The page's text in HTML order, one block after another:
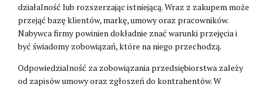
działalność lub rozszerzając istniejącą. Wraz z zakupem może
przejąć bazę klientów, markę, umowy oraz pracowników.
Nabywca firmy powinien dokładnie znać warunki przejęcia i
być świadomy zobowiązań, które na niego przechodzą.
Odpowiedzialność za zobowiązania przedsiębiorstwa zależy
od zapisów umowy oraz zgłoszeń do kontrahentów. W